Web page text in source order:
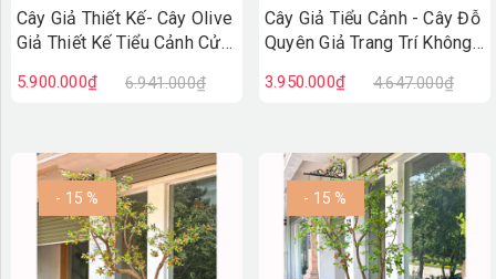
Cây Giả Thiết Kế- Cây Olive
Giả Thiết Kế Tiểu Cảnh Cửa
5.900.000₫ 6.941.000₫
Cây Giả Tiểu Cảnh - Cây Đỗ
Quyên Giả Trang Trí Không
3.950.000₫ 4.647.000₫
- 15 % - 15 %